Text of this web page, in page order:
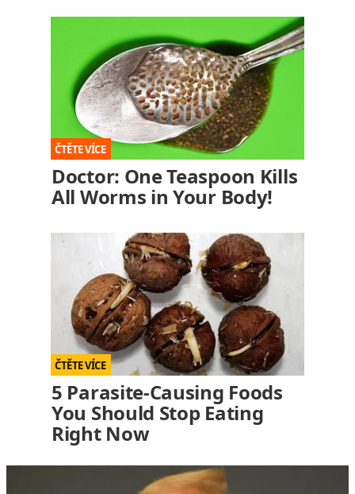
Doctor: One Teaspoon Kills
All Worms in Your Body!
5 Parasite-Causing Foods
You Should Stop Eating
Right Now